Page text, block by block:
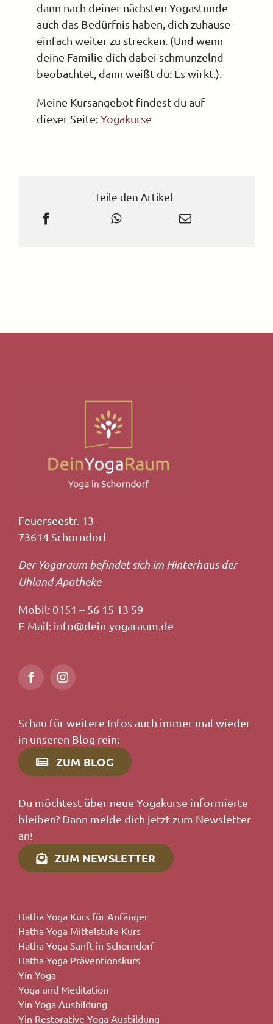
dann nach deiner nächsten Yogastunde
auch das Bedürfnis haben, dich zuhause
einfach weiter zu strecken. (Und wenn
deine Familie dich dabei schmunzelnd
beobachtet, dann weißt du: Es wirkt.).
Meine Kursangebot findest du auf
dieser Seite:Yogakurse
Teile den Artikel
Feuerseestr. 13
73614 Schorndorf
Der Yogaraum befindet sich im Hinterhaus der
Uhland Apotheke
Mobil: 0151 – 56 15 13 59
E-Mail: info@dein-yogaraum.de
Schau für weitere Infos auch immer mal wieder
in unseren Blog rein:
ZUM BLOG
Du möchtest über neue Yogakurse informierte
bleiben? Dann melde dich jetzt zum Newsletter
an!
ZUM NEWSLETTER
Hatha Yoga Kurs für Anfänger
Hatha Yoga Mittelstufe Kurs
Hatha Yoga Sanft in Schorndorf
Hatha Yoga Präventionskurs
Yin Yoga
Yoga und Meditation
Yin Yoga Ausbildung
Yin Restorative Yoga Ausbildung